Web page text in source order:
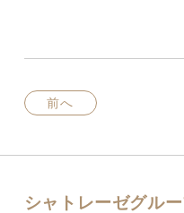
前へ
シャトレーゼグル